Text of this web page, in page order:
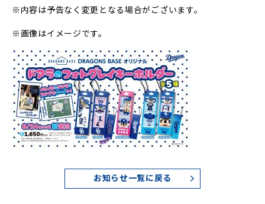
※内容は予告なく変更となる場合がございます。
※画像はイメージです。
お知らせ一覧に戻る